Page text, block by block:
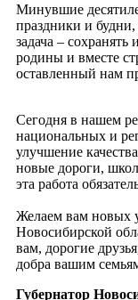
Минувшие
праздники и
задача –
родины и вместе
оставленный нам
Сегодня в нашем
национальных и
улучшение
новые дороги,
эта работа
Желаем вам новых
Новосибирской
вам, дорогие
добра вашим
Губернатор